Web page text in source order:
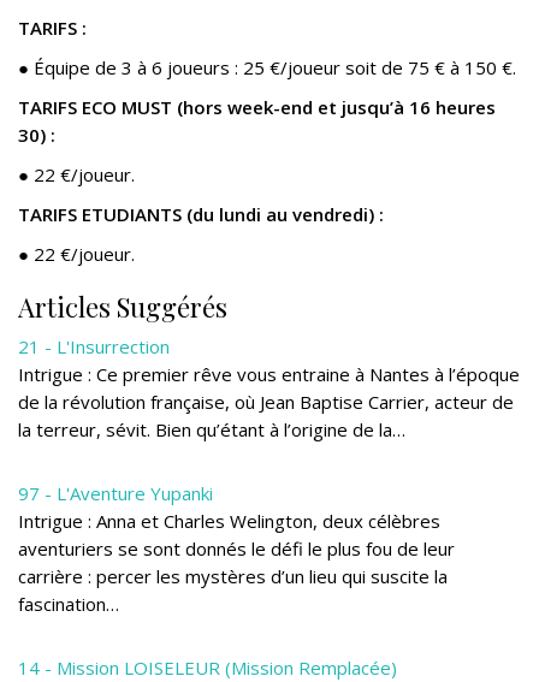
TARIFS :
● Équipe de 3 à 6 joueurs : 25 €/joueur soit de 75 € à 150 €.
TARIFS ECO MUST (hors week-end et jusqu’à 16 heures
30) :
● 22 €/joueur.
TARIFS ETUDIANTS (du lundi au vendredi) :
● 22 €/joueur.
Articles Suggérés
21 - L'Insurrection
Intrigue : Ce premier rêve vous entraine à Nantes à l’époque
de la révolution française, où Jean Baptise Carrier, acteur de
la terreur, sévit. Bien qu’étant à l’origine de la…
97 - L'Aventure Yupanki
Intrigue : Anna et Charles Welington, deux célèbres
aventuriers se sont donnés le défi le plus fou de leur
carrière : percer les mystères d’un lieu qui suscite la
fascination…
14 - Mission LOISELEUR (Mission Remplacée)